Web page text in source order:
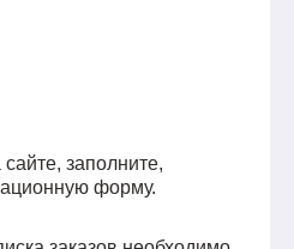
заполните,
форму.